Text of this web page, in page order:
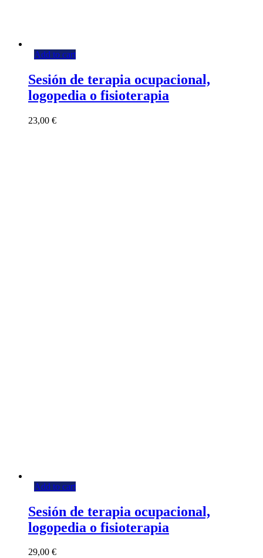
Add to cart
Sesión de terapia ocupacional,
logopedia o fisioterapia
23,00 €
Add to cart
Sesión de terapia ocupacional,
logopedia o fisioterapia
29,00 €